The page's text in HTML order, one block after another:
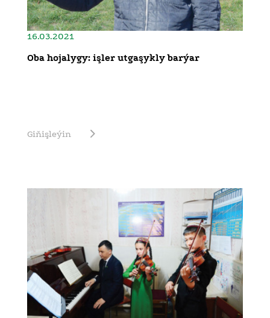
16.03.2021
Oba hojalygy: işler utgaşykly barýar
Giňişleýin